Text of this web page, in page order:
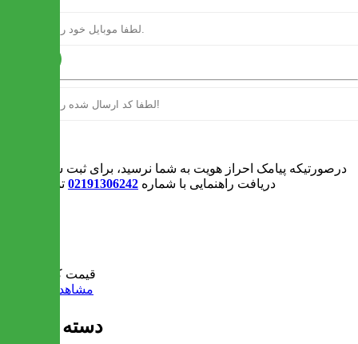
درصورتیکه پیامک احراز هویت به شما نرسید، برای ثبت سفارش و یا
دریافت راهنمایی با شماره 02191306242 تماس بگیرید
قیمت کل:
مشاهده سبد خرید
دسته بندی ها